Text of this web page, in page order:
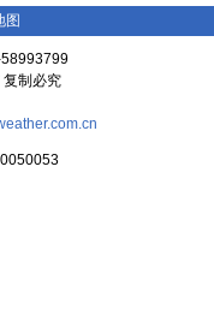
图
制必究